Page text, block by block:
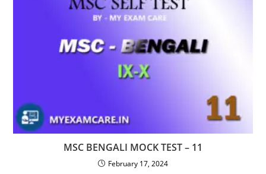
MSC BENGALI MOCK TEST – 11
February 17, 2024